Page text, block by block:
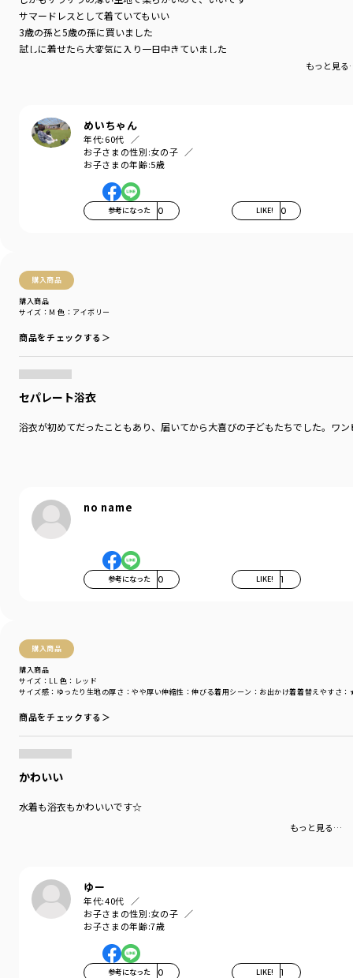
サマードレスとして着ていてもいい
3歳の孫と5歳の孫に買いました
試しに着せたら大変気に入り一日中きていました
もっと見
めいちゃん
年代:60代
お子さまの性別:女の子
お子さまの年齢:5歳
参考になった 0 LIKE! 0
購入商品
購入商品
サイズ：M 色：アイボリー
商品をチェックする＞
セパレート浴衣
浴衣が初めてだったこともあり、届いてから大喜びの子どもたちでした。ワ
no name
参考になった 0 LIKE! 1
購入商品
購入商品
サイズ感 ：ゆったり 生地の厚さ ：やや厚い伸縮性 ：伸びる着用シーン ：お出かけ着着替えやすさ
サイズ：LL 色：レッド
商品をチェックする＞
かわいい
水着も浴衣もかわいいです☆
もっと見る…
ゆー
年代:40代
お子さまの性別:女の子
お子さまの年齢:7歳
参考になった 0 LIKE! 1
少しスラッとした印象のストライプが織り交ざって
絶妙なバランスのデザインです
●花火柄
ちょっぴりお姉さんなネイビーのベースカラーに
Mサイズ：100cm～110cm
Lサイズ：110cm～120cm
LLサイズ：120cm～130cm
サイズ：サイズM
ブランド ／branshes
シーズン
／ 2026春夏
カテゴリ
／ その他グッズ
カラー
／レッド
性別タイプ
商品番号
／14-6288-899